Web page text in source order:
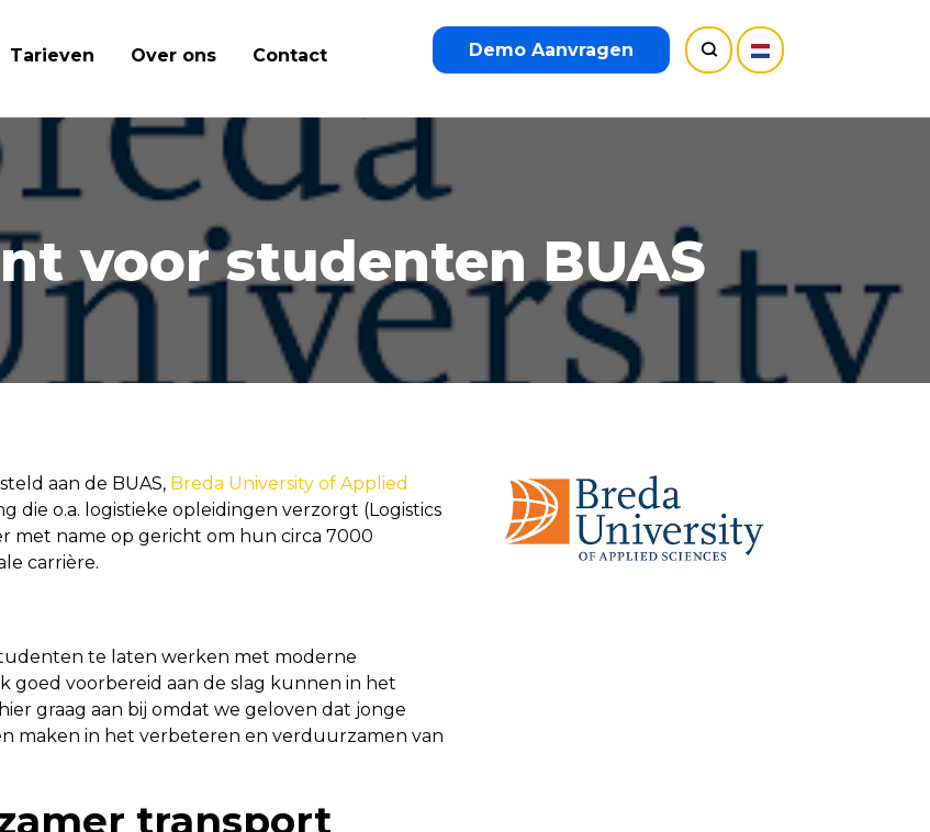
Tarieven Over ons Contact Demo Aanvragen
voor studenten BUAS
aan de BUAS, Breda University of Applied
die o.a. logistieke opleidingen verzorgt (Logistics
met name op gericht om hun circa 7000
carrière.
te laten werken met moderne
goed voorbereid aan de slag kunnen in het
graag aan bij omdat we geloven dat jonge
maken in het verbeteren en verduurzamen van
transport